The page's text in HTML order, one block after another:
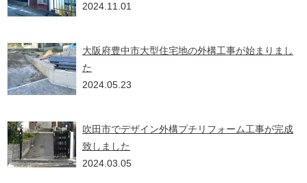
2024.11.01
大阪府豊中市大型住宅地の外構工事が始まりまし
た
2024.05.23
吹田市でデザイン外構プチリフォーム工事が完成
致しました
2024.03.05